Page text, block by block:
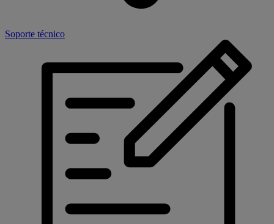
Soporte técnico